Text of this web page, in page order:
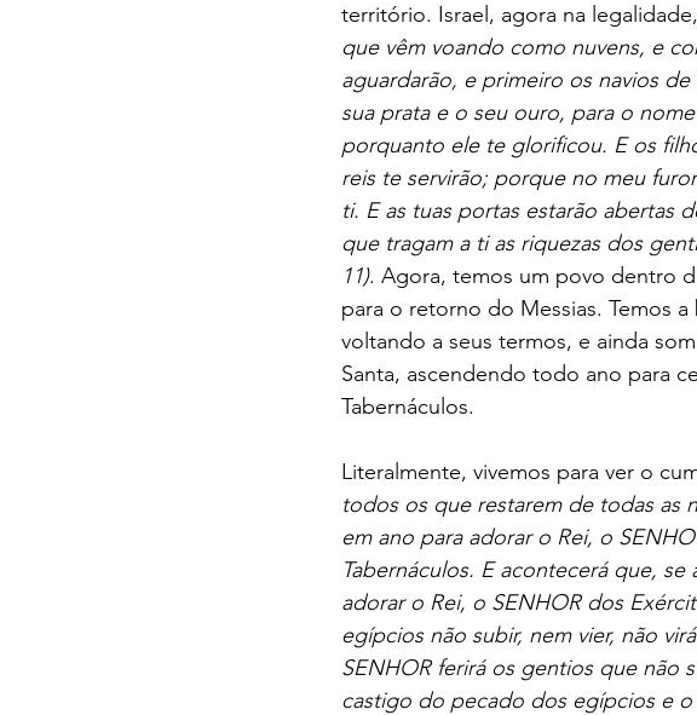
território. Israel, agora na
que vêm voando como nuvens, e
aguardarão, e primeiro os navios
sua prata e o seu ouro, para o
porquanto ele te glorificou. E os
reis te servirão; porque no meu
ti. E as tuas portas estarão abertas
que tragam a ti as riquezas dos
11). Agora, temos um povo dentro
para o retorno do Messias. Temos
voltando a seus termos, e ainda
Santa, ascendendo todo ano para
Tabernáculos.
Literalmente, vivemos para ver o
todos os que restarem de todas as
em ano para adorar o Rei, o
Tabernáculos. E acontecerá que,
adorar o Rei, o SENHOR dos
egípcios não subir, nem vier, não
SENHOR ferirá os gentios que não
castigo do pecado dos egípcios e